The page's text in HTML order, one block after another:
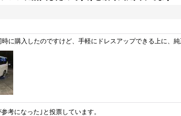
に購入したのですけど、手軽にドレスアップできる上に、
考になった｣と投票しています。